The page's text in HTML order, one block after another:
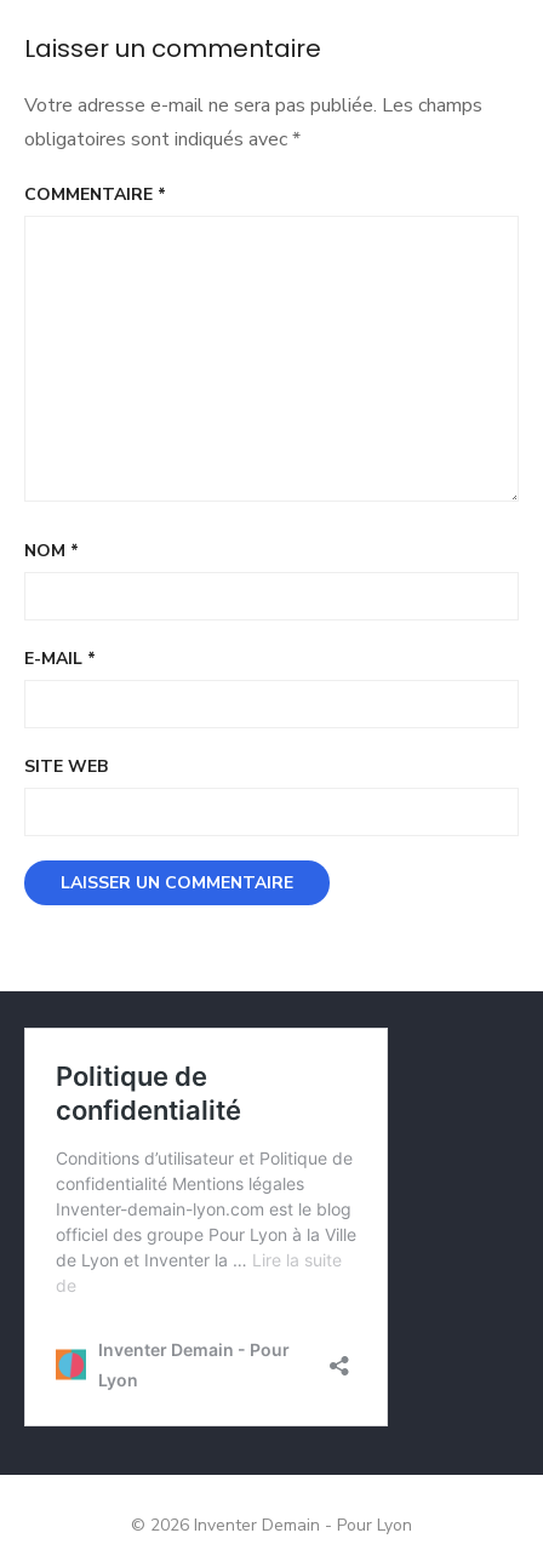
véhicules)
comprennent
plus
rien !
Laisser un commentaire
Votre adresse e-mail ne sera pas publiée. Les champs
obligatoires sont indiqués avec*
COMMENTAIRE *
NOM *
E-MAIL *
SITE WEB
© 2026 Inventer Demain - Pour Lyon